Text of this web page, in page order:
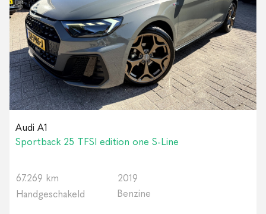
Audi A1
Sportback 25 TFSI edition one S-Line
67.269 km
2019
Handgeschakeld
Benzine